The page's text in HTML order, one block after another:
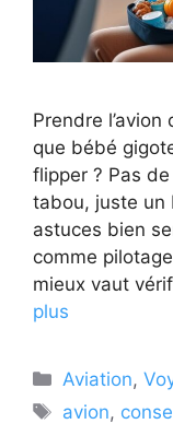
Prendre
que bébé
flipper ? Pas
tabou, juste un
astuces bien
comme
mieux vaut
plus
Catégories
Aviation,
Étiquettes
avion,